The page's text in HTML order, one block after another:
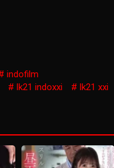
indofilm
lk21 indoxxi
lk21 xxi